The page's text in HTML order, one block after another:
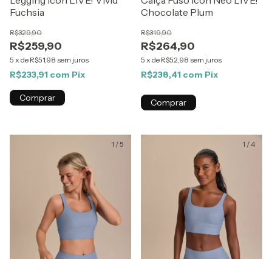
Fuchsia
R$259,90
R$329,90
5 x de R$51,98 sem juros
R$233,91 com Pix
Comprar
Chocolate Plum
R$264,90
R$319,90
5 x de R$52,98 sem juros
R$238,41 com Pix
Comprar
1 /5 1 /4